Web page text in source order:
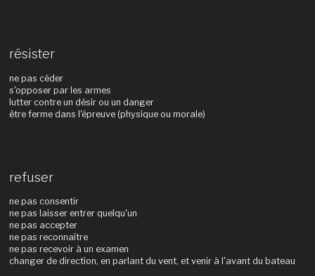
résister
ne pas céder
s'opposer par les armes
lutter contre un désir ou un danger
être ferme dans l'épreuve (physique ou morale)
refuser
ne pas consentir
ne pas laisser entrer quelqu'un
ne pas accepter
ne pas reconnaître
ne pas recevoir à un examen
changer de direction, en parlant du vent, et venir à l'avant du bateau